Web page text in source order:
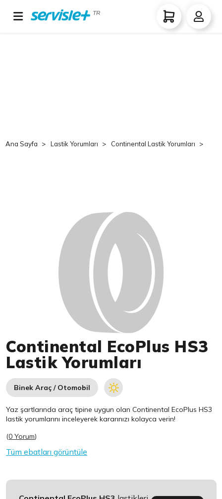
TR
Ana Sayfa Lastik Yorumları Continental Lastik Yorumları
Continental EcoPlus HS3
Lastik Yorumları
Binek Araç / Otomobil
Yaz şartlarında araç tipine uygun olanContinental EcoPlus HS3
lastik yorumlarını inceleyerek kararınızı kolayca verin!
(0 Yorum)
Tüm ebatları görüntüle